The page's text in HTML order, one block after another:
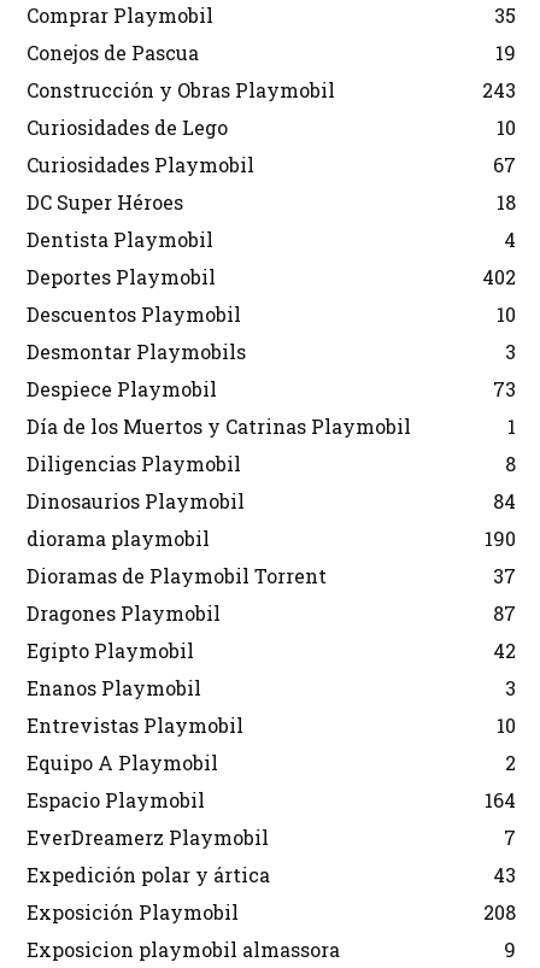
Comprar Playmobil
35
Conejos de Pascua
19
Construcción y Obras Playmobil
243
Curiosidades de Lego
10
Curiosidades Playmobil
67
DC Super Héroes
18
Dentista Playmobil
4
Deportes Playmobil
402
Descuentos Playmobil
10
Desmontar Playmobils
3
Despiece Playmobil
73
Día de los Muertos y Catrinas Playmobil
1
Diligencias Playmobil
8
Dinosaurios Playmobil
84
diorama playmobil
190
Dioramas de Playmobil Torrent
37
Dragones Playmobil
87
Egipto Playmobil
42
Enanos Playmobil
3
Entrevistas Playmobil
10
Equipo A Playmobil
2
Espacio Playmobil
164
EverDreamerz Playmobil
7
Expedición polar y ártica
43
Exposición Playmobil
208
Exposicion playmobil almassora
9